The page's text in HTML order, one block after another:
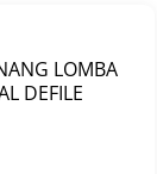
LOMBA
DEFILE